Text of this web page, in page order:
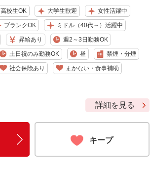
高校生OK 大学生歓迎 女性活躍中
ブランクOK ミドル（40代～）活躍中
昇給あり 週2～3日勤務OK
土日祝のみ勤務OK 昼 禁煙・分煙
社会保険あり まかない・食事補助
詳細を見る
キープ